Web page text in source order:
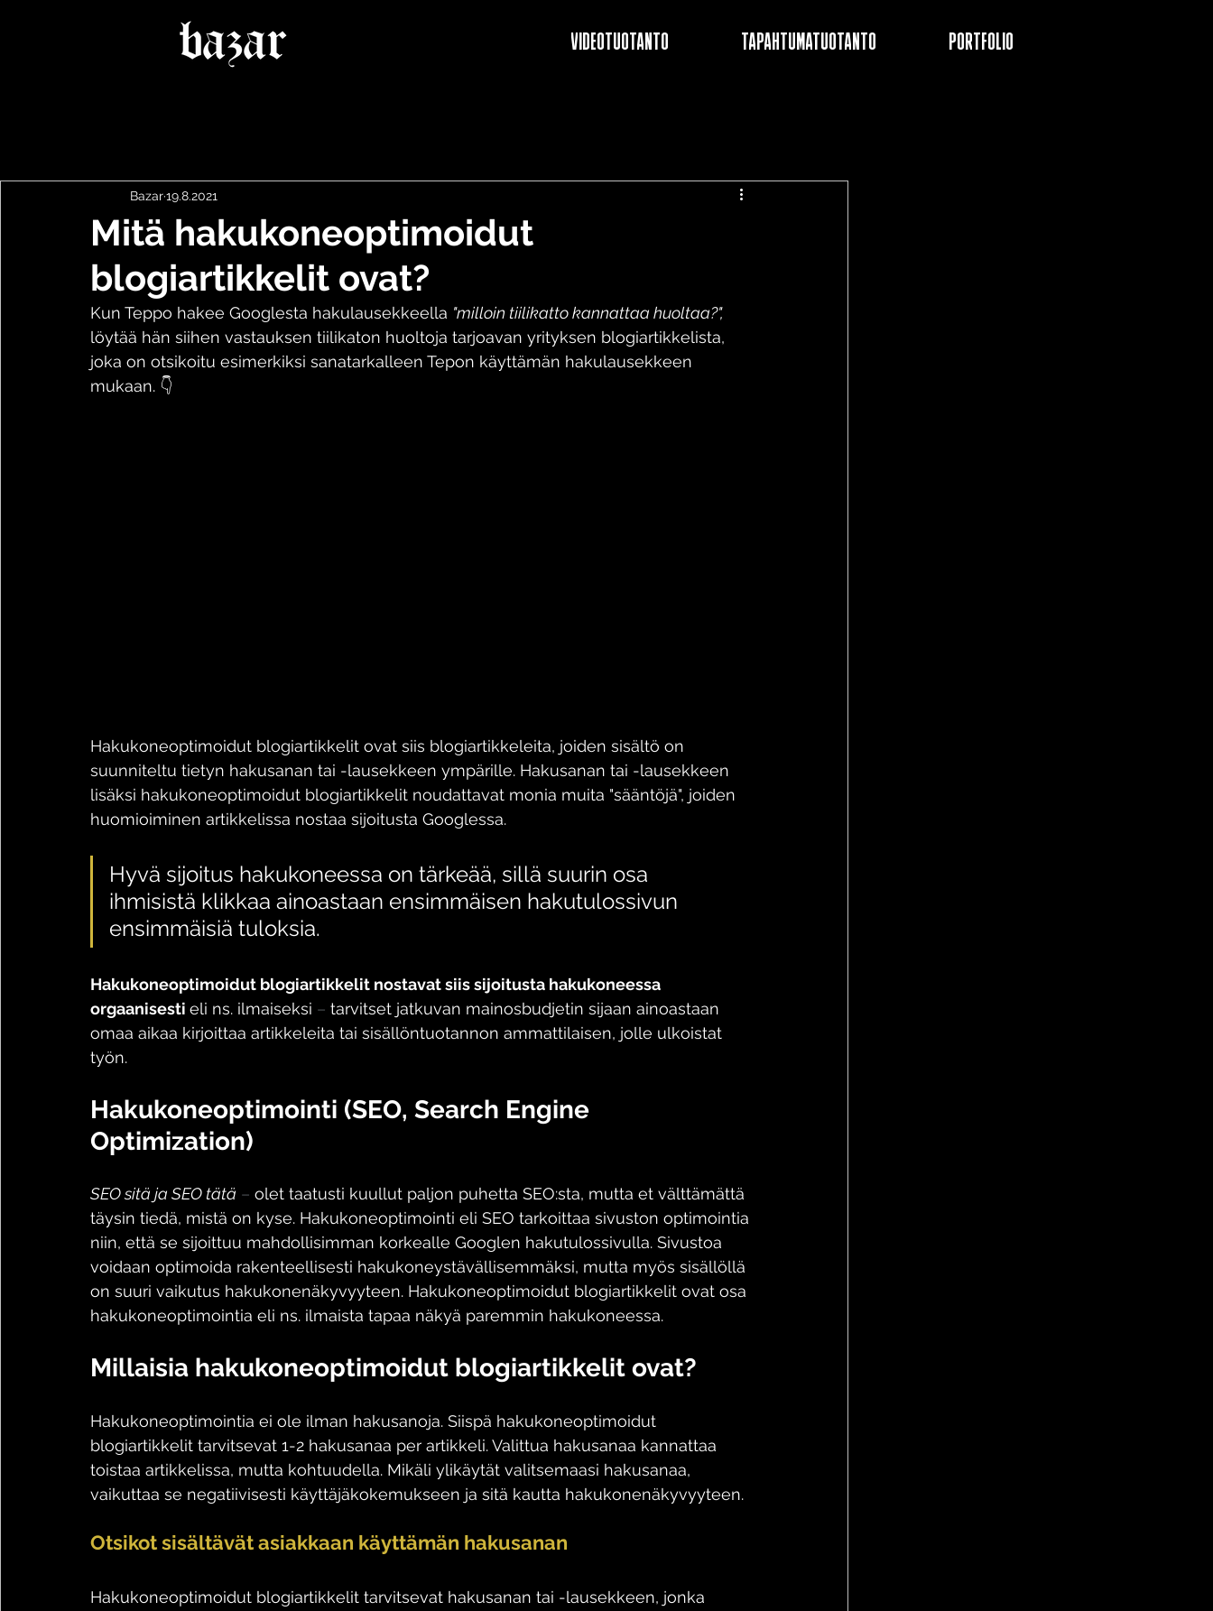
VIDEOTUOTANTO TAPAHTUMATUOTANTO PORTFOLIO
Mitä hakukoneoptimoidut
blogiartikkelit ovat?
Bazar19.8.2021
Kun Teppo hakee Googlesta hakulausekkeella "milloin tiilikatto kannattaa huoltaa?",
löytää hän siihen vastauksen tiilikaton huoltoja tarjoavan yrityksen blogiartikkelista,
joka on otsikoitu esimerkiksi sanatarkalleen Tepon käyttämän hakulausekkeen
mukaan. 👇
Hakukoneoptimoidut blogiartikkelit ovat siis blogiartikkeleita, joiden sisältö on
suunniteltu tietyn hakusanan tai -lausekkeen ympärille. Hakusanan tai -lausekkeen
lisäksi hakukoneoptimoidut blogiartikkelit noudattavat monia muita "sääntöjä", joiden
huomioiminen artikkelissa nostaa sijoitusta Googlessa.
Hyvä sijoitus hakukoneessa on tärkeää, sillä suurin osa
ihmisistä klikkaa ainoastaan ensimmäisen hakutulossivun
ensimmäisiä tuloksia.
Hakukoneoptimoidut blogiartikkelit nostavat siis sijoitusta hakukoneessa
orgaanisesti eli ns. ilmaiseksi – tarvitset jatkuvan mainosbudjetin sijaan ainoastaan
omaa aikaa kirjoittaa artikkeleita tai sisällöntuotannon ammattilaisen, jolle ulkoistat
työn.
Hakukoneoptimointi (SEO, Search Engine
Optimization)
SEO sitä ja SEO tätä – olet taatusti kuullut paljon puhetta SEO:sta, mutta et välttämättä
täysin tiedä, mistä on kyse. Hakukoneoptimointi eli SEO tarkoittaa sivuston optimointia
niin, että se sijoittuu mahdollisimman korkealle Googlen hakutulossivulla. Sivustoa
voidaan optimoida rakenteellisesti hakukoneystävällisemmäksi, mutta myös sisällöllä
on suuri vaikutus hakukonenäkyvyyteen. Hakukoneoptimoidut blogiartikkelit ovat osa
hakukoneoptimointia eli ns. ilmaista tapaa näkyä paremmin hakukoneessa.
Millaisia hakukoneoptimoidut blogiartikkelit ovat?
Hakukoneoptimointia ei ole ilman hakusanoja. Siispä hakukoneoptimoidut
blogiartikkelit tarvitsevat 1-2 hakusanaa per artikkeli. Valittua hakusanaa kannattaa
toistaa artikkelissa, mutta kohtuudella. Mikäli ylikäytät valitsemaasi hakusanaa,
vaikuttaa se negatiivisesti käyttäjäkokemukseen ja sitä kautta hakukonenäkyvyyteen.
Otsikot sisältävät asiakkaan käyttämän hakusanan
Hakukoneoptimoidut blogiartikkelit tarvitsevat hakusanan tai -lausekkeen, jonka